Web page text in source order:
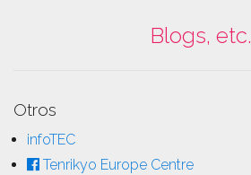
Blogs, etc.
Otros
infoTEC
Tenrikyo Europe Centre